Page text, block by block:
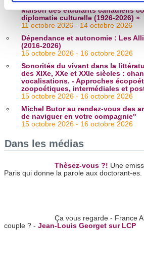
pour en relever les
(empreintes digitales).
Pour en savoir plus sur le traitement
personnelles et définir vos
section « Détails » . Vous pouvez
consentement à tout moment à
les cookies.
et les annonces, d'offrir des
médias sociaux et d'analyser notre
partageons également des
notre site avec nos partenaires de
publicité et d'analyse, qui peuvent
d'autres informations que vous leur
Colloque « Un siècle de
Maison des étudiants canadiens
diplomatie culturelle (1926-2026) »
11 octobre 2026 - 14 octobre 2026
Dépendance et autonomie : Les
(2016-2026)
15 octobre 2026 - 16 octobre 2026
Sonorités du vivant dans la
des XIXe, XXe et XXIe siècles :
vocalisations. - Approches
zoopoétiques, intermédiales et
15 octobre 2026 - 16 octobre 2026
Michel Butor au rendez-vous des
de naviguer en votre compagnie"
15 octobre 2026 - 16 octobre 2026
Dans les médias
Thèsez-vous ?! Une
Paris qui donne la parole aux doctorant-es.
Ça vous regarde - France
couple ? - Jean-Louis Georget sur LCP